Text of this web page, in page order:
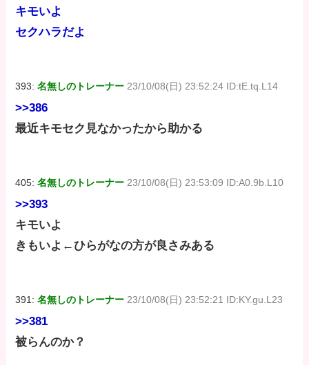
キモいよ
セクハラだよ
393:名無しのトレーナー 23/10/08(日) 23:52:24 ID:tE.tq.L14
>>386
最近キモセク見なかったから助かる
405:名無しのトレーナー 23/10/08(日) 23:53:09 ID:A0.9b.L10
>>393
キモいよ
きもいよ←ひらがなの方が良さみある
391:名無しのトレーナー 23/10/08(日) 23:52:21 ID:KY.gu.L23
>>381
被らんのか？